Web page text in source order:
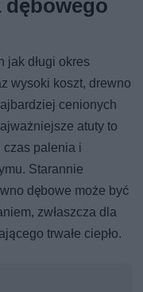
dębowego
jak długi okres
wysoki koszt, drewno
cenionych
atuty to
czas palenia i
Starannie
dębowe może być
zwłaszcza dla
trwałe ciepło.